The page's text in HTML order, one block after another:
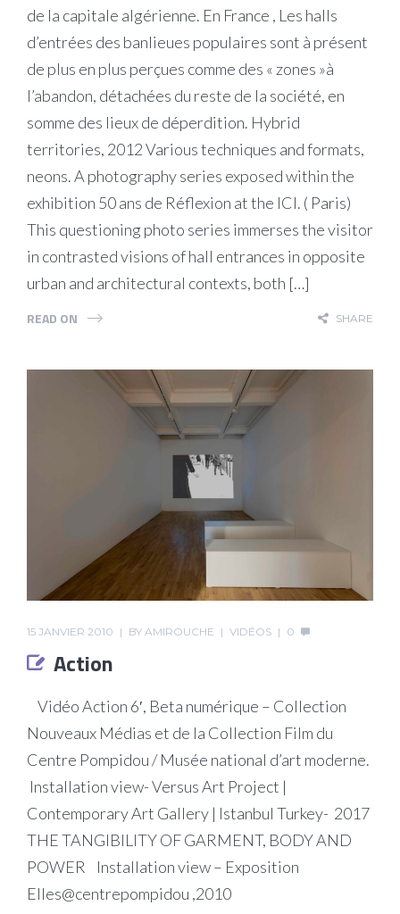
de la capitale algérienne. En France , Les halls
d’entrées des banlieues populaires sont à présent
de plus en plus perçues comme des « zones »à
l’abandon, détachées du reste de la société, en
somme des lieux de déperdition. Hybrid
territories, 2012 Various techniques and formats,
neons. A photography series exposed within the
exhibition 50 ans de Réflexion at the ICI. ( Paris)
This questioning photo series immerses the visitor
in contrasted visions of hall entrances in opposite
urban and architectural contexts, both […]
READ ON SHARE
15 JANVIER 2010 BY AMIROUCHE VIDÉOS 0
Action
Vidéo Action 6′, Beta numérique – Collection
Nouveaux Médias et de la Collection Film du
Centre Pompidou / Musée national d’art moderne.
Installation view- Versus Art Project |
Contemporary Art Gallery | Istanbul Turkey- 2017
THE TANGIBILITY OF GARMENT, BODY AND
POWER Installation view – Exposition
Elles@centrepompidou ,2010